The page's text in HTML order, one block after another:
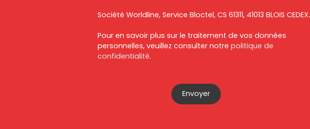
Société Worldline, Service Bloctel, CS 61311, 41013 BLOIS CEDEX.
Pour en savoir plus sur le traitement de vos données
personnelles, veuillez consulter notre politique de
confidentialité.
Envoyer